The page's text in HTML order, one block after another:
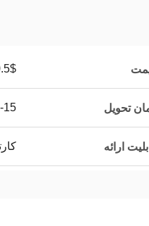
تحویل 7-15 روز
ارائه